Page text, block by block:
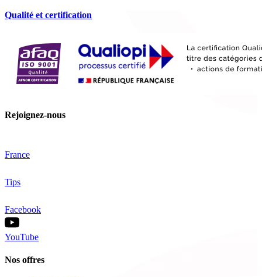
Qualité et certification
Rejoignez-nous
France
Tips
Facebook
YouTube
Nos offres